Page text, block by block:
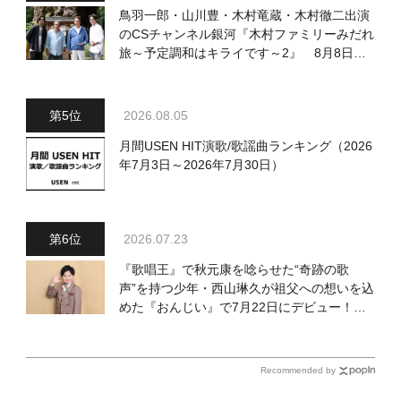
鳥羽一郎・山川豊・木村竜蔵・木村徹二出演
のCSチャンネル銀河『木村ファミリーみだれ
旅～予定調和はキライです～2』 8月8日
2026.08.05
月間USEN HIT演歌/歌謡曲ランキング（2026
年7月3日～2026年7月30日）
2026.07.23
『歌唱王』で秋元康を唸らせた“奇跡の歌
声”を持つ少年・西山琳久が祖父への想いを込
めた『おんじい』で7月22日にデビュー！
Recommended by